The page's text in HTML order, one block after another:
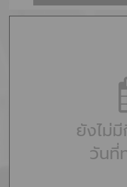
ยังไม่
วันที่